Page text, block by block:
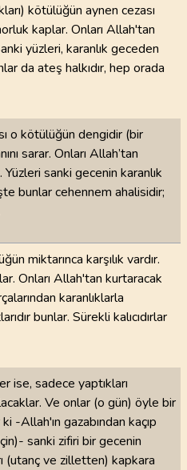
kötülüğün aynen cezası
kaplar. Onları Allah'tan
yüzleri, karanlık geceden
da ateş halkıdır, hep orada
o kötülüğün dengidir (bir
sarar. Onları Allah’tan
sanki gecenin karanlık
bunlar cehennem ahalisidir;
miktarınca karşılık vardır.
Onları Allah'tan kurtaracak
karanlıklarla
bunlar. Sürekli kalıcıdırlar
ise, sadece yaptıkları
Ve onlar (o gün) öyle bir
-Allah'ın gazabından kaçıp
sanki zifiri bir gecenin
(utanç ve zilletten) kapkara